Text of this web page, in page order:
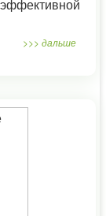
>>> дальше